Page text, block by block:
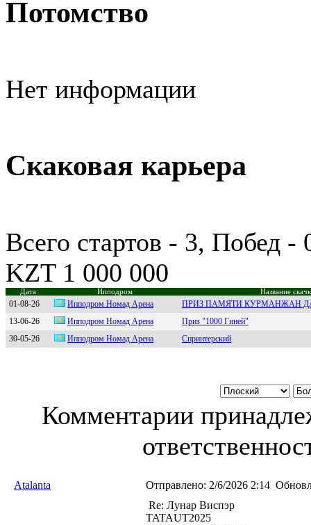
Потомство
Нет информации
Скаковая карьера
Всего стартов - 3, Побед
KZT 1 000 000
Дата Ипподром Название
01-08-26 Иппoдpoм Hoмaд Apeнa
ПРИЗ ПАМЯТИ КУРМАНЖАН
13-06-26
Иппoдpoм Hoмад Аpена
Приз "1000 Гиней"
30-05-26
Иппoдpoм Нoмaд Apeнa Спринтерский
Комментарии
Atalanta Отправлено: 2/6/2026 2:14
Re: Лунар Виспэр
TATAUT2025